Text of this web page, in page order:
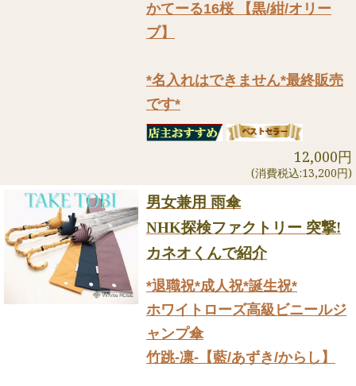
かてーる16桜 【黒/紺/オリー
ブ】
*名入れはできません*最終販売
です*
12,000円
(消費税込:13,200円)
男女兼用 雨傘
NHK探検ファクトリー 突撃!
カネオくんで紹介
*退職祝*成人祝*誕生祝*
ホワイトローズ高級ビニールジ
ャンプ傘
竹跳-凛-【藍/あずき/からし】